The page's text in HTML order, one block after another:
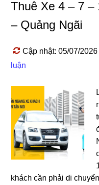
Thuê Xe 4 – 7 –
– Quảng Ngãi
Cập nhật: 05/07/2026
luận
khách cần phải di